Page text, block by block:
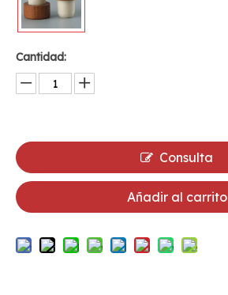
Cantidad:
Consulta
Añadir al carrito